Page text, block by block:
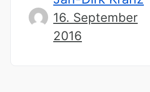
16. September
2016